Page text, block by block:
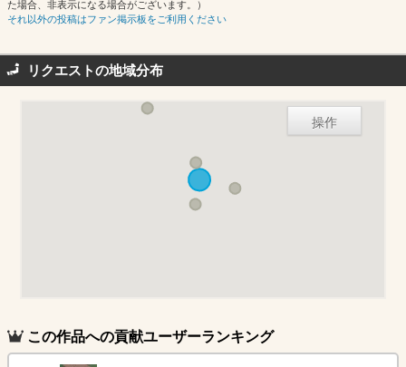
た場合、非表示になる場合がございます。）
それ以外の投稿はファン掲示板をご利用ください
リクエストの地域分布
操作
この作品への貢献ユーザーランキング